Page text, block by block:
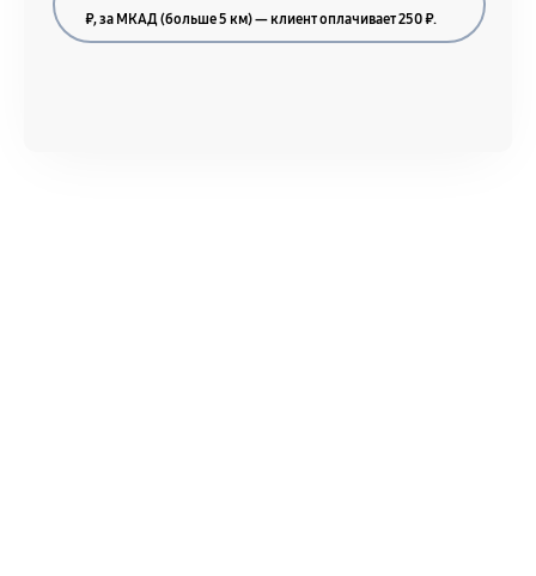
₽, за МКАД (больше 5 км) — клиент оплачивает 250 ₽.